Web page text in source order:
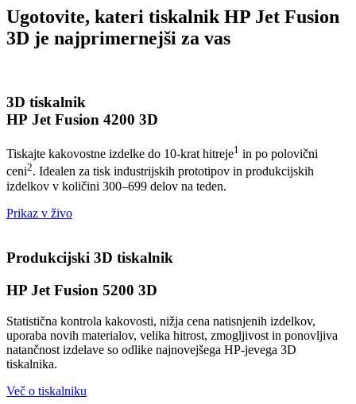
Ugotovite, kateri tiskalnik HP Jet Fusion
3D je najprimernejši za vas
3D tiskalnik
HP Jet Fusion 4200 3D
Tiskajte kakovostne izdelke do 10-krat hitreje1 in po polovični
ceni2. Idealen za tisk industrijskih prototipov in produkcijskih
izdelkov v količini 300–699 delov na teden.
Prikaz v živo
Produkcijski 3D tiskalnik
HP Jet Fusion 5200 3D
Statistična kontrola kakovosti, nižja cena natisnjenih izdelkov,
uporaba novih materialov, velika hitrost, zmogljivost in ponovljiva
natančnost izdelave so odlike najnovejšega HP-jevega 3D
tiskalnika.
Več o tiskalniku